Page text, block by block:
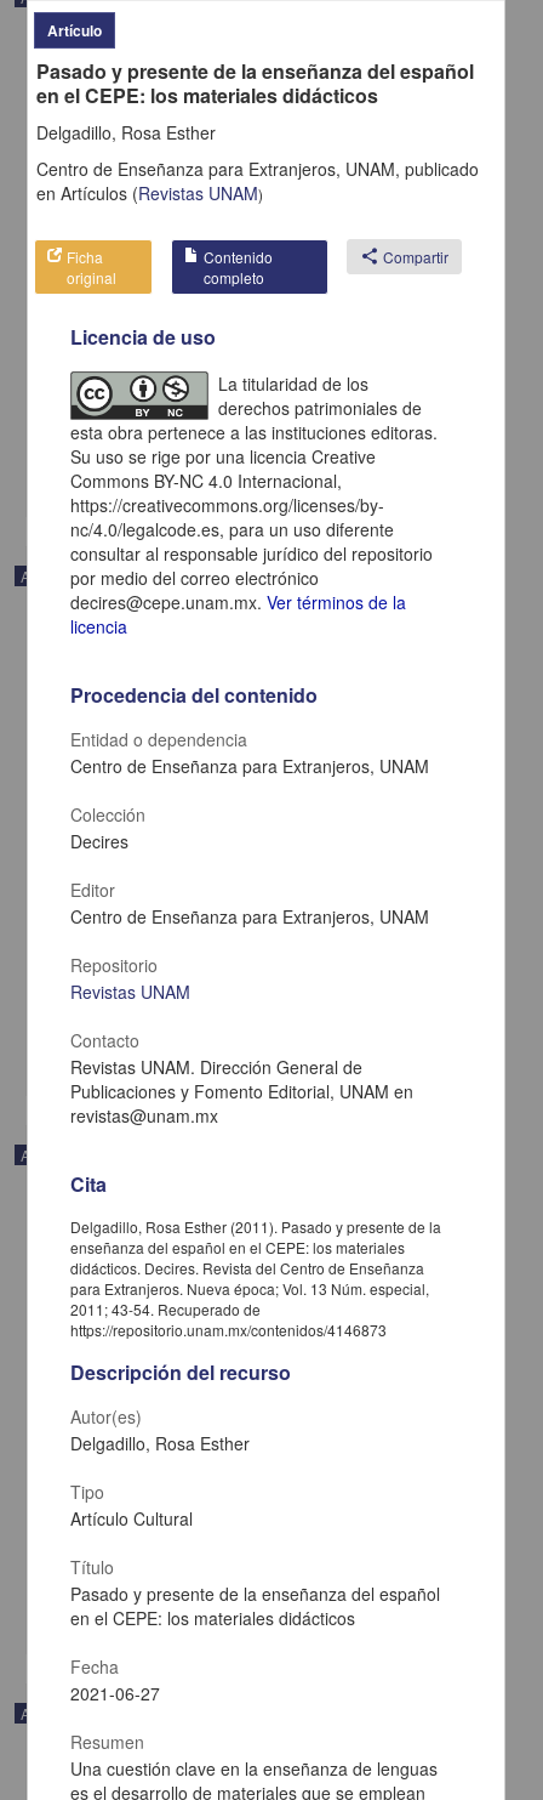
Albarrán Polanco, Alejandro - Coordinación de Difusión Cultural,
UNAM
2022-05-07
Artes y Humanidades
Audio
Alagón Cano, Alejandro; Olivé, León; Fernández Zayas, José Luis -
Coordinación de Difusión Cultural, UNAM
2022-05-05
Audio
El porvenir de los mexicanos
2022-05-05
Artes y Humanidades
Audio
Artículo
Pasado y presente de la enseñanza del español
en el CEPE: los materiales didácticos
Delgadillo, Rosa Esther
Centro de Enseñanza para Extranjeros, UNAM, publicado
enArtículos (Revistas UNAM)
Ficha
original
Contenido
completo
share Compartir
Licencia de uso
La titularidad de los
derechos patrimoniales de
esta obra pertenece a las instituciones editoras.
Su uso se rige por una licencia Creative
Commons BY-NC 4.0 Internacional,
https://creativecommons.org/licenses/by-
nc/4.0/legalcode.es, para un uso diferente
consultar al responsable jurídico del repositorio
por medio del correo electrónico
decires@cepe.unam.mx.Ver términos de la
licencia
Procedencia del contenido
Entidad o dependencia
Centro de Enseñanza para Extranjeros, UNAM
Colección
Decires
Editor
Centro de Enseñanza para Extranjeros, UNAM
Repositorio
Revistas UNAM
Contacto
Revistas UNAM. Dirección General de
Publicaciones y Fomento Editorial, UNAM en
revistas@unam.mx
Cita
Delgadillo, Rosa Esther (2011). Pasado y presente de la
enseñanza del español en el CEPE: los materiales
didácticos. Decires. Revista del Centro de Enseñanza
para Extranjeros. Nueva época; Vol. 13 Núm. especial,
2011; 43-54. Recuperado de
https://repositorio.unam.mx/contenidos/4146873
Descripción del recurso
Autor(es)
Delgadillo, Rosa Esther
Tipo
Artículo Cultural
Título
Pasado y presente de la enseñanza del español
en el CEPE: los materiales didácticos
Fecha
2021-06-27
Resumen
Una cuestión clave en la enseñanza de lenguas
es el desarrollo de materiales que se emplean